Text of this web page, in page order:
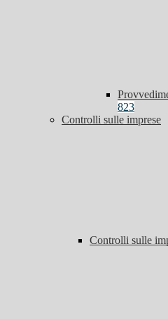
823
Controlli sulle imprese
Controlli sulle